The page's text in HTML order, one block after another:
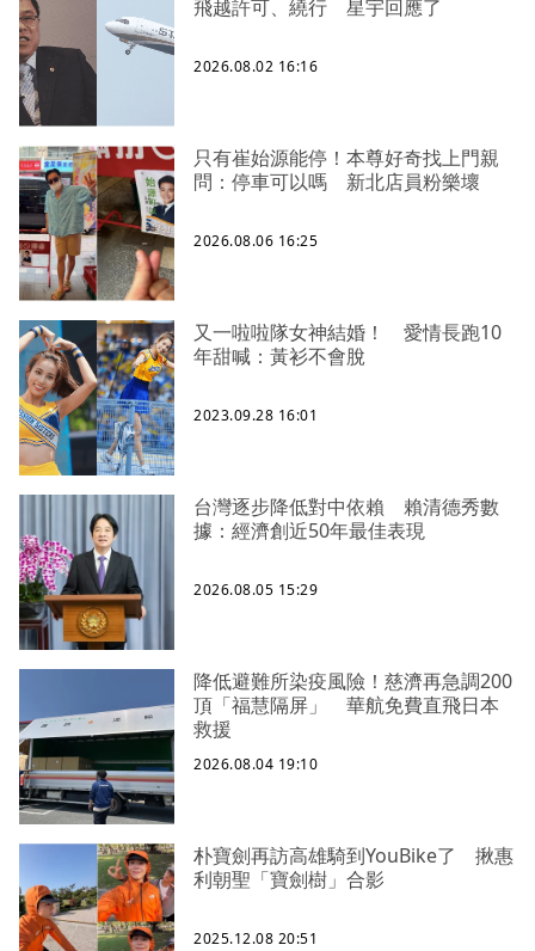
飛越許可、繞行 星宇回應了
2026.08.02 16:16
只有崔始源能停！本尊好奇找上門親
問：停車可以嗎 新北店員粉樂壞
2026.08.06 16:25
又一啦啦隊女神結婚！ 愛情長跑10
年甜喊：黃衫不會脫
2023.09.28 16:01
台灣逐步降低對中依賴 賴清德秀數
據：經濟創近50年最佳表現
2026.08.05 15:29
降低避難所染疫風險！慈濟再急調200
頂「福慧隔屏」 華航免費直飛日本
救援
2026.08.04 19:10
朴寶劍再訪高雄騎到YouBike了 揪惠
利朝聖「寶劍樹」合影
2025.12.08 20:51